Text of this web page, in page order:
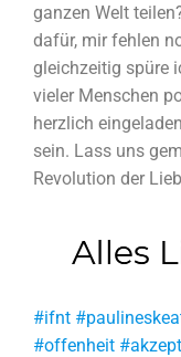
ganzen Welt
dafür, mir fehlen
gleichzeitig spüre
vieler Menschen
herzlich
sein. Lass uns
Revolution der
#ifnt
#offenheit